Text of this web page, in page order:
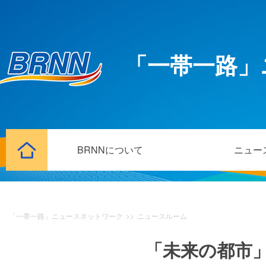
「一帯一路
BRNNについて ニュー
「一帯一路」ニュースネットワーク >> ニュースルーム
「未来の都